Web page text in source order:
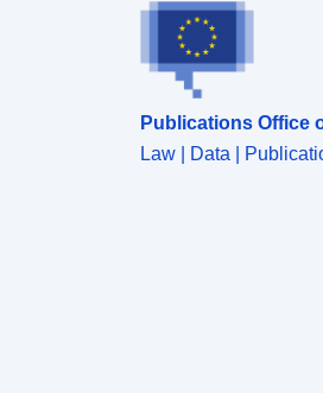
Publications Office
Law | Data |